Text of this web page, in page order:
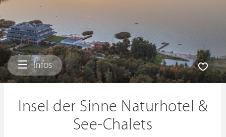
Infos
Insel der Sinne Naturhotel &
See-Chalets